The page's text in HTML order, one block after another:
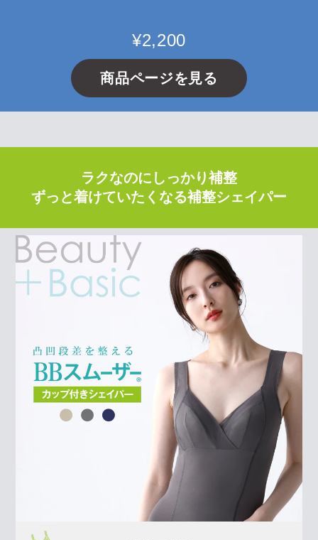
¥2,200
商品ページを見る
ラクなのにしっかり補整
ずっと着けていたくなる補整シェイパー